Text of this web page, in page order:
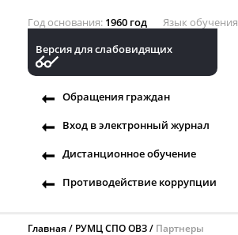
Год основания 1960 год Язык обучения
Версия для слабовидящих
Обращения граждан
Вход в электронный журнал
Дистанционное обучение
Противодействие коррупции
Главная РУМЦ СПО ОВЗ Партнеры